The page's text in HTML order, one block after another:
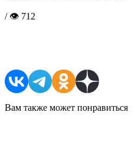
/ 👁 712
Вам также может понравиться